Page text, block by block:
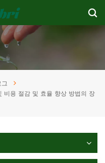
비용 절감 및 효율 향상 방법의 장